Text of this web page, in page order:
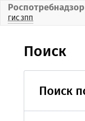
Роспотребнадзор
ГИС ЗПП
Поиск
Поиск